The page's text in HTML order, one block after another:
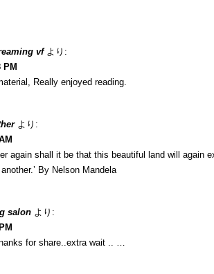
vf より:
PM
Really enjoyed reading.
より:
again shall it be that this beautiful land will again
By Nelson Mandela
salon より:
for share..extra wait .. …